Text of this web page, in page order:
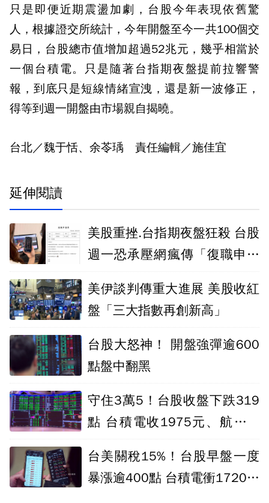
只是即便近期震盪加劇，台股今年表現依舊驚
人，根據證交所統計，今年開盤至今一共100個交
易日，台股總市值增加超過52兆元，幾乎相當於
一個台積電。只是隨著台指期夜盤提前拉響警
報，到底只是短線情緒宣洩，還是新一波修正，
得等到週一開盤由市場親自揭曉。
台北／魏于恬、余苓瑀 責任編輯／施佳宜
延伸閱讀
美股重挫.台指期夜盤狂殺 台股
週一恐承壓網瘋傳「復職申請
美伊談判傳重大進展 美股收紅
盤「三大指數再創新高」
台股大怒神！ 開盤強彈逾600
點盤中翻黑
守住3萬5！台股收盤下跌319
點 台積電收1975元、航空雙
台美關稅15%！台股早盤一度
暴漲逾400點 台積電衝1720元